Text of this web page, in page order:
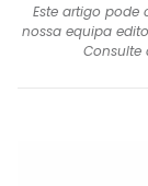
Este artigo pode
nossa equipa
Consulte